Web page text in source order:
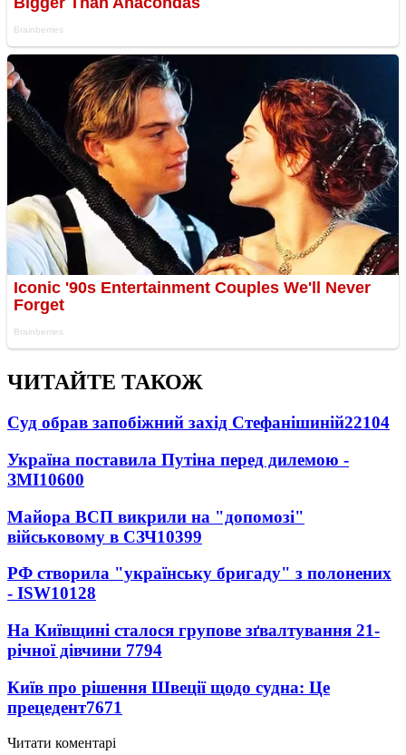
ЧИТАЙТЕ ТАКОЖ
Суд обрав запобіжний захід Стефанішиній22104
Україна поставила Путіна перед дилемою -
ЗМІ10600
Майора ВСП викрили на "допомозі"
військовому в СЗЧ10399
РФ створила "українську бригаду" з полонених
- ISW10128
На Київщині сталося групове зґвалтування 21-
річної дівчини 7794
Київ про рішення Швеції щодо судна: Це
прецедент7671
Читати коментарі